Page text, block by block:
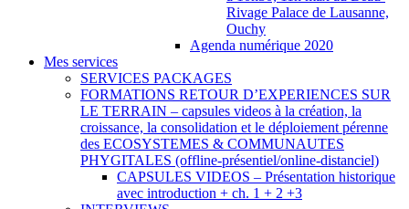
Rivage Palace de Lausanne,
Ouchy
Agenda numérique 2020
Mes services
SERVICES PACKAGES
FORMATIONS RETOUR D’EXPERIENCES SUR
LE TERRAIN – capsules videos à la création, la
croissance, la consolidation et le déploiement pérenne
des ECOSYSTEMES & COMMUNAUTES
PHYGITALES (offline-présentiel/online-distanciel)
CAPSULES VIDEOS – Présentation historique
avec introduction + ch. 1 + 2 +3